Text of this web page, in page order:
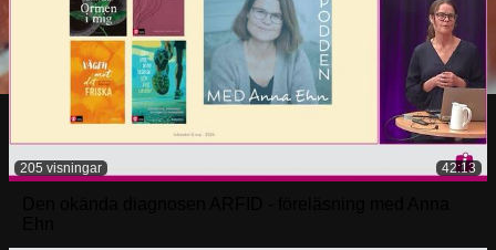
42:13
205 visningar